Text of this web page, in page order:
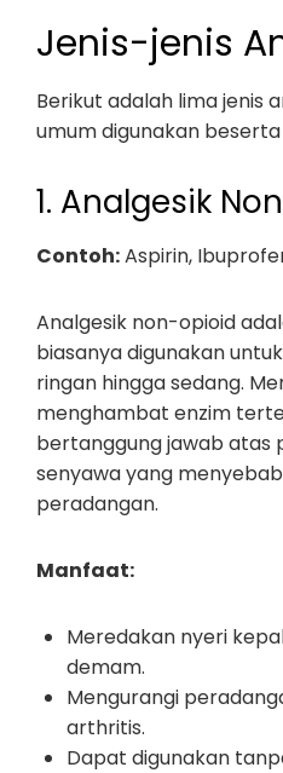
Jenis-jenis
Berikut adalah lima jenis
umum digunakan
1. Analgesik
Contoh:Aspirin,
Analgesik non-opioid
biasanya digunakan
ringan hingga sedang.
menghambat enzim
bertanggung jawab atas
senyawa yang
peradangan.
Manfaat:
Meredakan nyeri
demam.
Mengurangi
arthritis.
Dapat digunakan